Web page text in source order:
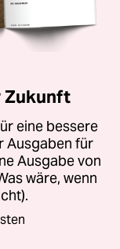
Zukunft
eine bessere
Ausgaben für
Ausgabe von
wäre, wenn